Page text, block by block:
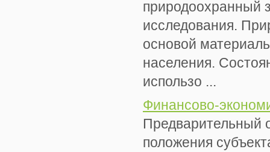
природоохранный
исследования.
основой
населения.
использо ...
Финансово-
Предварительный
положения